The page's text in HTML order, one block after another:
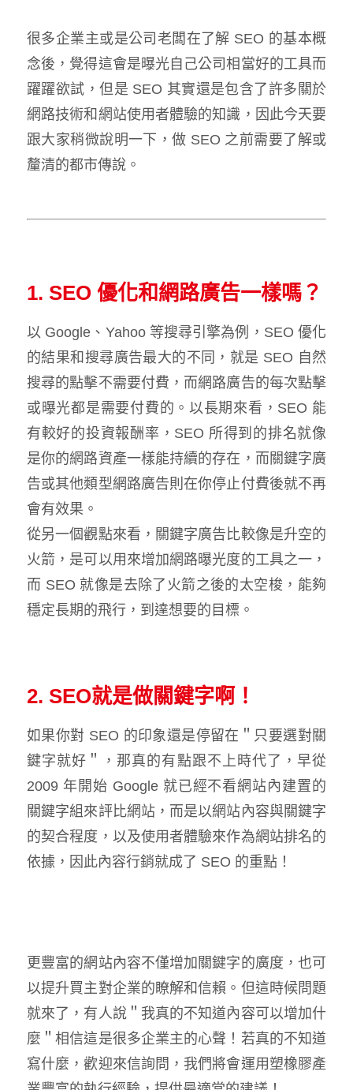
很多企業主或是公司老闆在了解 SEO 的基本概
念後，覺得這會是曝光自己公司相當好的工具而
躍躍欲試，但是 SEO 其實還是包含了許多關於
網路技術和網站使用者體驗的知識，因此今天要
跟大家稍微說明一下，做 SEO 之前需要了解或
釐清的都市傳說。
1. SEO 優化和網路廣告一樣嗎？
以 Google、Yahoo 等搜尋引擎為例，SEO 優化
的結果和搜尋廣告最大的不同，就是 SEO 自然
搜尋的點擊不需要付費，而網路廣告的每次點擊
或曝光都是需要付費的。以長期來看，SEO 能
有較好的投資報酬率，SEO 所得到的排名就像
是你的網路資產一樣能持續的存在，而關鍵字廣
告或其他類型網路廣告則在你停止付費後就不再
會有效果。
從另一個觀點來看，關鍵字廣告比較像是升空的
火箭，是可以用來增加網路曝光度的工具之一，
而 SEO 就像是去除了火箭之後的太空梭，能夠
穩定長期的飛行，到達想要的目標。
2. SEO就是做關鍵字啊！
如果你對 SEO 的印象還是停留在＂只要選對關
鍵字就好＂，那真的有點跟不上時代了，早從
2009 年開始 Google 就已經不看網站內建置的
關鍵字組來評比網站，而是以網站內容與關鍵字
的契合程度，以及使用者體驗來作為網站排名的
依據，因此內容行銷就成了 SEO 的重點！
更豐富的網站內容不僅增加關鍵字的廣度，也可
以提升買主對企業的瞭解和信賴。但這時候問題
就來了，有人說＂我真的不知道內容可以增加什
麼＂相信這是很多企業主的心聲！若真的不知道
寫什麼，歡迎來信詢問，我們將會運用塑橡膠產